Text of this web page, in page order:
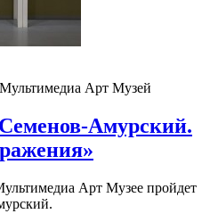
Мультимедиа Арт Музей
Амурский.
Арт Музее пройдет